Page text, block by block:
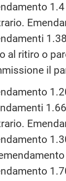
al ritiro o
il